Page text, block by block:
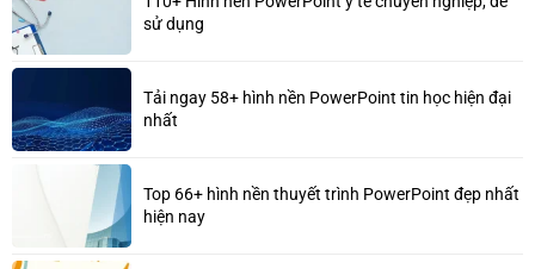
sử dụng
Tải ngay 58+ hình nền PowerPoint tin học hiện đại
nhất
Top 66+ hình nền thuyết trình PowerPoint đẹp nhất
hiện nay